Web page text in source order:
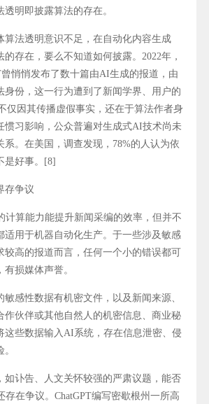
明即披露算法的存在。
法透明意识不足，在自动化内容生成
存在，要么不知道如何披露。2022年，
悄悄发布了数十篇由AI生成的报道，由
身份，这一行为遭到了新闻学界、用户的
仅因其传播虚假事实，还在于算法作者身
惯习影响，公众普遍对生成式AI技术尚未
系。在美国，调查发现，78%的人认为依
是好事。[8]
争议
算能力能提升新闻采编的效率，但并不
适用于机器自动化生产。于一些涉及敏感
较高的报道而言，任何一个小的错误都可
损媒体声誉。
感性数据有机密文件，以及新闻来源、
作伙伴或其他自然人的机密信息、商业秘
这些数据输入AI系统，存在信息泄密、侵
讣告、人文关怀较强的严肃议题，能否
存在争议。ChatGPT编写密歇根州一所高